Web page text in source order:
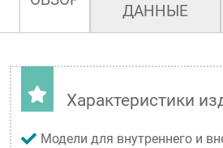
ДАННЫЕ
Характеристики
Модели для внутреннего и